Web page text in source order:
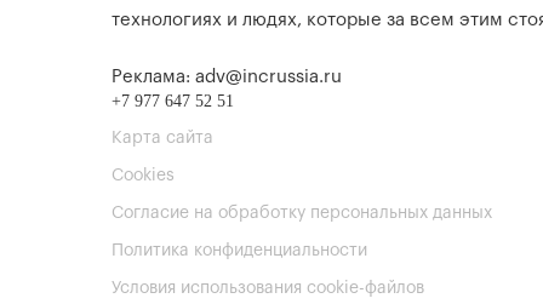
технологиях и людях, которые за всем этим
Реклама: adv@incrussia.ru
+7 977 647 52 51
Карта сайта
Cookies
Согласие на обработку персональных данных
Политика конфиденциальности
Условия использования cookie-файлов